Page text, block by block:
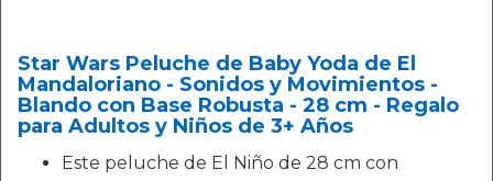
Star Wars Peluche de Baby Yoda de El
Mandaloriano - Sonidos y Movimientos -
Blando con Base Robusta - 28 cm - Regalo
para Adultos y Niños de 3+ Años
Este peluche de El Niño de 28 cm con